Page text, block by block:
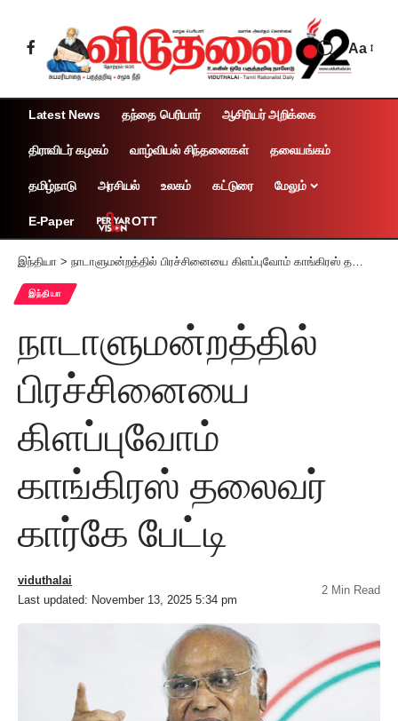
Aa
Latest News தந்தை பெரியார் ஆசிரியர் அறிக்கை
திராவிடர் கழகம் வாழ்வியல் சிந்தனைகள் தலையங்கம்
தமிழ்நாடு அரசியல் உலகம் கட்டுரை மேலும்
E-Paper OTT
இந்தியா > நாடாளுமன்றத்தில் பிரச்சினையை கிளப்புவோம் காங்கிரஸ் தலைவர் கார்கே பேட்டி
இந்தியா
நாடாளுமன்றத்தில்
பிரச்சினையை
கிளப்புவோம்
காங்கிரஸ் தலைவர்
கார்கே பேட்டி
Last updated: November 13, 2025 5:34 pm
viduthalai
2 Min Read